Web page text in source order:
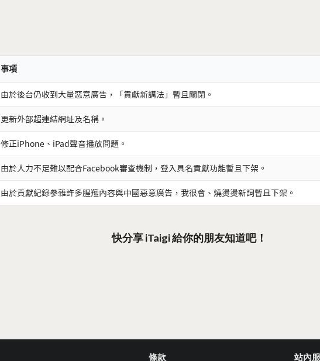
事項
由於後台仍收到大量惡意廣告，「貢獻新講法」暫且關閉。
更新外部超連結網址及名稱。
修正iPhone、iPad聲音播放問題。
由於人力不足難以配合Facebook審查機制，登入具名貢獻功能暫且下架。
由於貢獻紀錄參雜許多腥羶內容與中國惡意廣告，我很會、燒燙燙新詞暫且下架。
快分享 iTaigi 給你的朋友知道吧！
條款 站內